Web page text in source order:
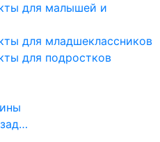
для малышей и
для младшеклассников
для подростков